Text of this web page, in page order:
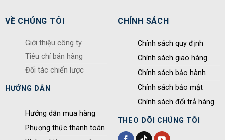
VỀ CHÚNG TÔI
Giới thiệu công ty
Tiêu chí bán hàng
Đối tác chiến lược
HƯỚNG DẪN
Hướng dẫn mua hàng
Phương thức thanh toán
CHÍNH SÁCH
Chính sách quy định
Chính sách giao hàng
Chính sách bảo hành
Chính sách bảo mật
Chính sách đổi trả hàng
THEO DÕI CHÚNG TÔI